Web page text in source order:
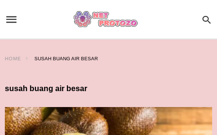
HOME SUSAH BUANG AIR BESAR
susah buang air besar